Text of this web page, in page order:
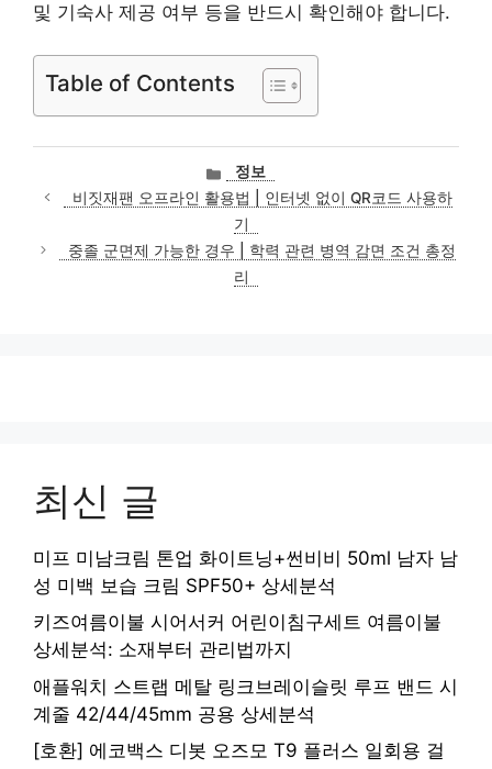
및 기숙사 제공 여부 등을 반드시 확인해야 합니다.
Table of Contents
카
테
고
리
정보
비짓재팬 오프라인 활용법 | 인터넷 없이 QR코드 사용하
기
중졸 군면제 가능한 경우 | 학력 관련 병역 감면 조건 총정
리
최신 글
미프 미남크림 톤업 화이트닝+썬비비 50ml 남자 남
성 미백 보습 크림 SPF50+ 상세분석
키즈여름이불 시어서커 어린이침구세트 여름이불
상세분석: 소재부터 관리법까지
애플워치 스트랩 메탈 링크브레이슬릿 루프 밴드 시
계줄 42/44/45mm 공용 상세분석
[호환] 에코백스 디봇 오즈모 T9 플러스 일회용 걸